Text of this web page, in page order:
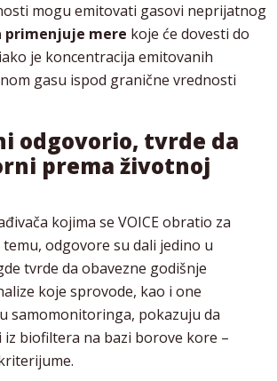
mogu emitovati gasovi neprijatnog
primenjuje mere koje će dovesti do
je koncentracija emitovanih
gasu ispod granične vrednosti
odgovorio, tvrde da
prema životnoj
kojima se VOICE obratio za
odgovore su dali jedino u
tvrde da obavezne godišnje
koje sprovode, kao i one
samomonitoringa, pokazuju da
iz biofiltera na bazi borove kore –